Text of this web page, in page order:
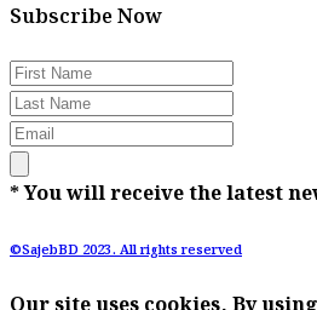
Subscribe Now
* You will receive the latest
©SajebBD 2023. All rights reserved